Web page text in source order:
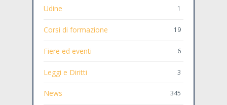
Udine
1
Corsi di formazione 19
Fiere ed eventi 6
Leggi e Diritti 3
News 345